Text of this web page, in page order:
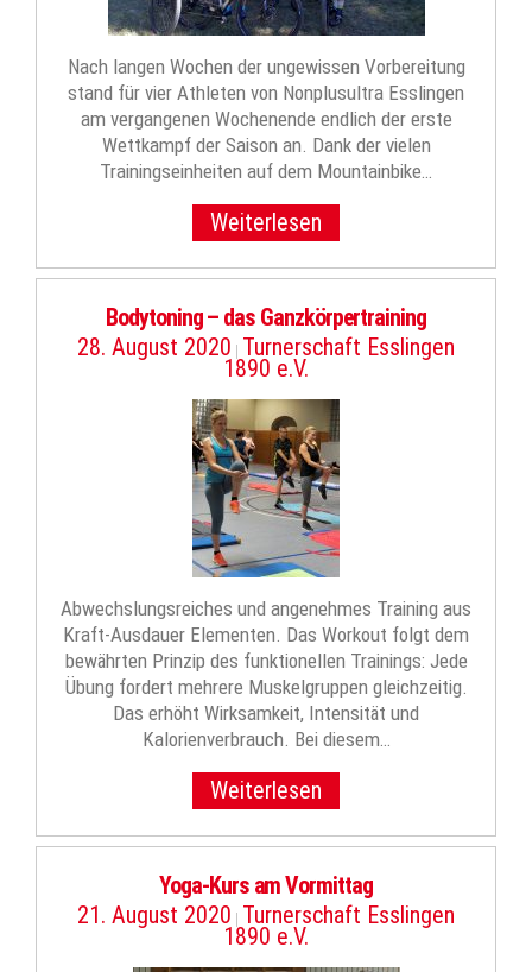
Nach langen Wochen der ungewissen Vorbereitung
stand für vier Athleten von Nonplusultra Esslingen
am vergangenen Wochenende endlich der erste
Wettkampf der Saison an. Dank der vielen
Trainingseinheiten auf dem Mountainbike…
Weiterlesen
Bodytoning – das Ganzkörpertraining
28. August 2020 | Turnerschaft Esslingen
1890 e.V.
Abwechslungsreiches und angenehmes Training aus
Kraft-Ausdauer Elementen. Das Workout folgt dem
bewährten Prinzip des funktionellen Trainings: Jede
Übung fordert mehrere Muskelgruppen gleichzeitig.
Das erhöht Wirksamkeit, Intensität und
Kalorienverbrauch. Bei diesem…
Weiterlesen
Yoga-Kurs am Vormittag
21. August 2020 | Turnerschaft Esslingen
1890 e.V.